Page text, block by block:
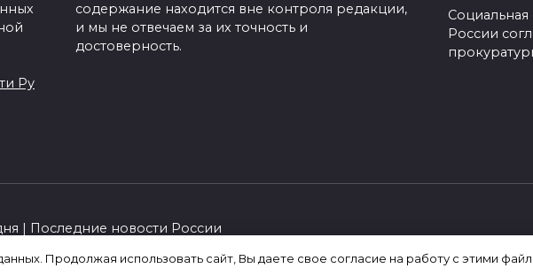
Ру
содержание находится вне контроля редакции,
и мы не отвечаем за их точность и
достоверность.
Социальная
России
| Последние новости России
Продолжая использовать сайт, Вы даете свое согласие на работу с этими